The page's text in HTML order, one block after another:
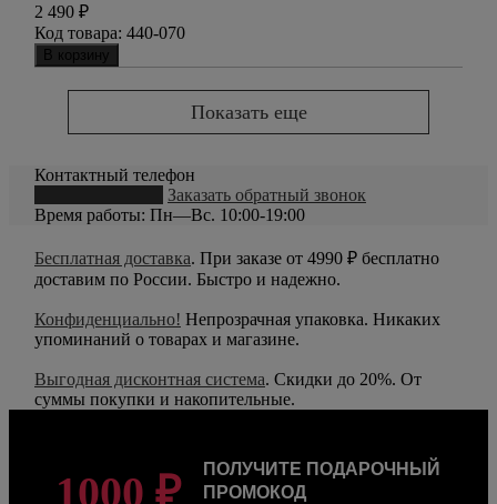
2 490 ₽
Код товара: 440-070
В корзину
Показать еще
Контактный телефон
Заказать обратный звонок
Время работы: Пн—Вс. 10:00-19:00
Бесплатная доставка. При заказе от 4990 ₽ бесплатно
доставим по России. Быстро и надежно.
Конфиденциально! Непрозрачная упаковка. Никаких
упоминаний о товарах и магазине.
Выгодная дисконтная система. Скидки до 20%. От
суммы покупки и накопительные.
1000 ₽
ПОЛУЧИТЕ ПОДАРОЧНЫЙ
ПРОМОКОД